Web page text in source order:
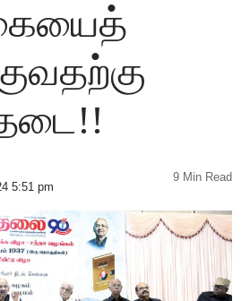
5:51 pm
9 Min Read